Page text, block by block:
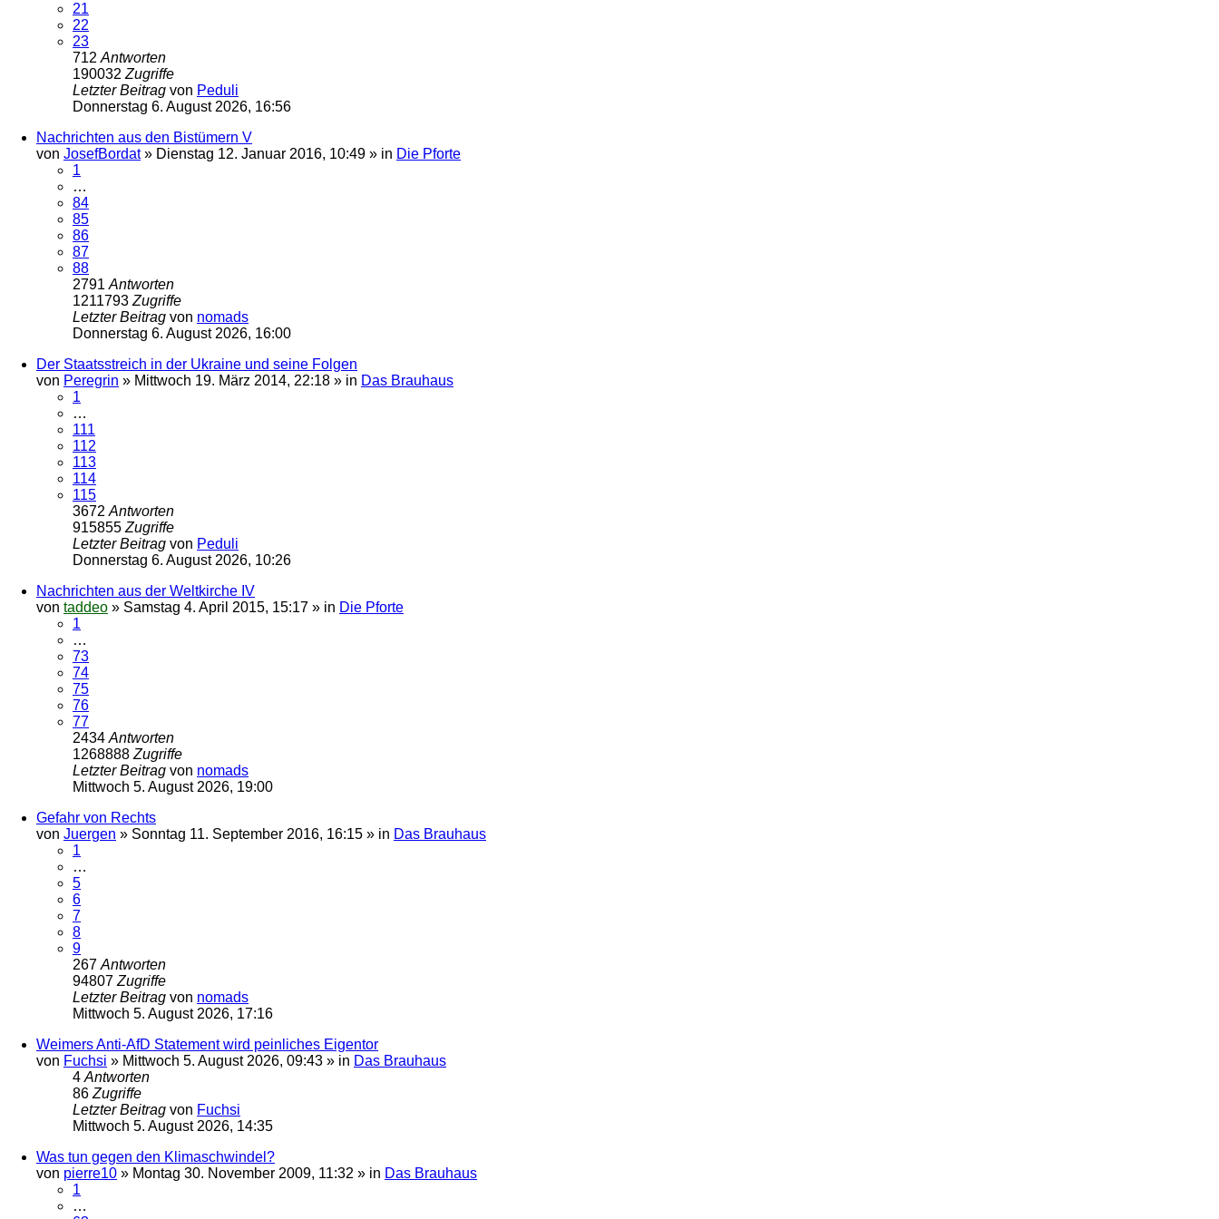
21
22
23
712 Antworten
190032 Zugriffe
Letzter Beitrag von Peduli
Donnerstag 6. August 2026, 16:56
Nachrichten aus den Bistümern V
von JosefBordat» Dienstag 12. Januar 2016, 10:49 » in Die Pforte
1
…
84
85
86
87
88
2791 Antworten
1211793 Zugriffe
Letzter Beitrag von nomads
Donnerstag 6. August 2026, 16:00
Der Staatsstreich in der Ukraine und seine Folgen
von Peregrin » Mittwoch 19. März 2014, 22:18 » in Das Brauhaus
1
…
111
112
113
114
115
3672 Antworten
915855 Zugriffe
Letzter Beitrag von Peduli
Donnerstag 6. August 2026, 10:26
Nachrichten aus der Weltkirche IV
von taddeo » Samstag 4. April 2015, 15:17 » in Die Pforte
1
…
73
74
75
76
77
2434 Antworten
1268888 Zugriffe
Letzter Beitrag von nomads
Mittwoch 5. August 2026, 19:00
Gefahr von Rechts
von Juergen » Sonntag 11. September 2016, 16:15 » in Das Brauhaus
1
…
5
6
7
8
9
267 Antworten
94807 Zugriffe
Letzter Beitrag von nomads
Mittwoch 5. August 2026, 17:16
Weimers Anti-AfD Statement wird peinliches Eigentor
von Fuchsi » Mittwoch 5. August 2026, 09:43 » in Das Brauhaus
4 Antworten
86 Zugriffe
Letzter Beitrag von Fuchsi
Mittwoch 5. August 2026, 14:35
Was tun gegen den Klimaschwindel?
von pierre10 » Montag 30. November 2009, 11:32 » in Das Brauhaus
1
…